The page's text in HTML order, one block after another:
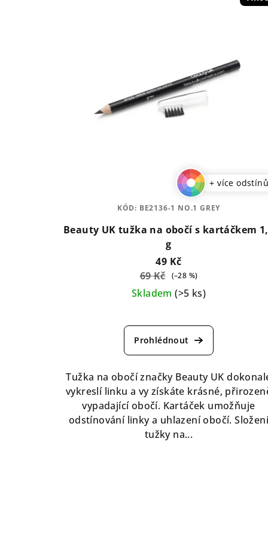
+ více odstínů
Beauty UK tužka na obočí s kartáčkem
g
49 Kč
69 Kč
(–28 %)
Skladem(>5 ks)
hodnocení
produktu
je
5,0
z
5
hvězdiček.
Tužka na obočí značky Beauty UK
vykreslí linku a vy získáte krásné,
vypadající obočí. Kartáček umožňuje
odstínování linky a uhlazení obočí.
tužky na...
KÓD: BE2136-1 NO.1 GREY